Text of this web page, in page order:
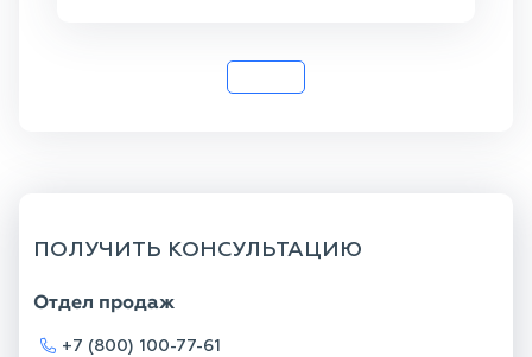
ПОЛУЧИТЬ КОНСУЛЬТАЦИЮ
Отдел продаж
+7 (800) 100-77-61